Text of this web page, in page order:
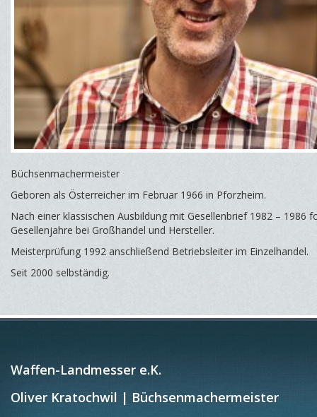
Büchsenmachermeister
Geboren als Österreicher im Februar 1966 in Pforzheim.
Nach einer klassischen Ausbildung mit Gesellenbrief 1982 – 1986
Gesellenjahre bei Großhandel und Hersteller.
Meisterprüfung 1992 anschließend Betriebsleiter im Einzelhandel.
Seit 2000 selbständig.
Waffen-Landmesser e.K.
Oliver Kratochwil | Büchsenmachermeister